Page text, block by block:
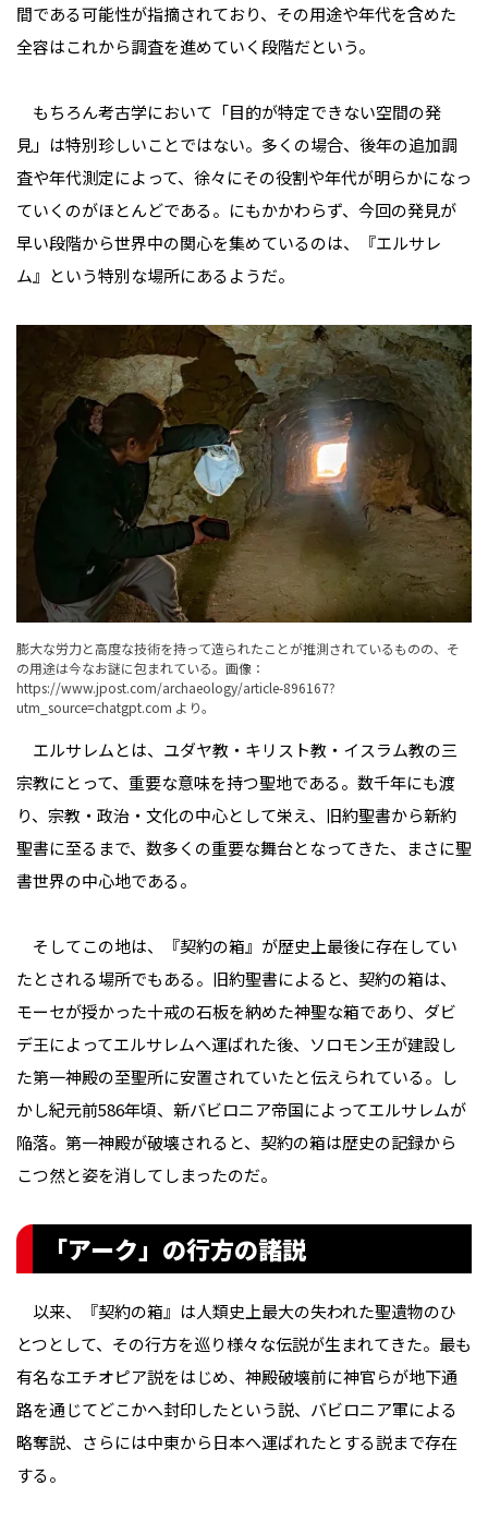
間である可能性が指摘されており、その用途や年代を含めた
全容はこれから調査を進めていく段階だという。
もちろん考古学において「目的が特定できない空間の発
見」は特別珍しいことではない。多くの場合、後年の追加調
査や年代測定によって、徐々にその役割や年代が明らかになっ
ていくのがほとんどである。にもかかわらず、今回の発見が
早い段階から世界中の関心を集めているのは、『エルサレ
ム』という特別な場所にあるようだ。
膨大な労力と高度な技術を持って造られたことが推測されているものの、そ
の用途は今なお謎に包まれている。画像：
https://www.jpost.com/archaeology/article-896167?
utm_source=chatgpt.com より。
エルサレムとは、ユダヤ教・キリスト教・イスラム教の三
宗教にとって、重要な意味を持つ聖地である。数千年にも渡
り、宗教・政治・文化の中心として栄え、旧約聖書から新約
聖書に至るまで、数多くの重要な舞台となってきた、まさに聖
書世界の中心地である。
そしてこの地は、『契約の箱』が歴史上最後に存在してい
たとされる場所でもある。旧約聖書によると、契約の箱は、
モーセが授かった十戒の石板を納めた神聖な箱であり、ダビ
デ王によってエルサレムへ運ばれた後、ソロモン王が建設し
た第一神殿の至聖所に安置されていたと伝えられている。し
かし紀元前586年頃、新バビロニア帝国によってエルサレムが
陥落。第一神殿が破壊されると、契約の箱は歴史の記録から
こつ然と姿を消してしまったのだ。
「アーク」の行方の諸説
以来、『契約の箱』は人類史上最大の失われた聖遺物のひ
とつとして、その行方を巡り様々な伝説が生まれてきた。最も
有名なエチオピア説をはじめ、神殿破壊前に神官らが地下通
路を通じてどこかへ封印したという説、バビロニア軍による
略奪説、さらには中東から日本へ運ばれたとする説まで存在
する。